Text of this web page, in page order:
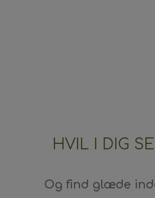
HVIL I DIG
Og find glæde